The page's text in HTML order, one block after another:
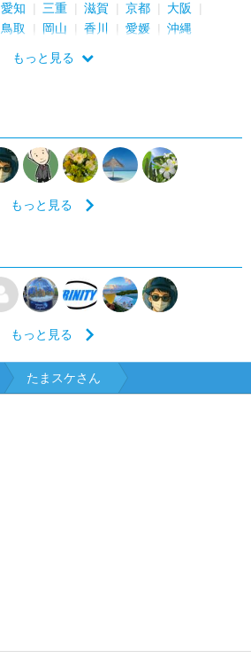
愛知 三重 滋賀 京都
大阪
鳥取 岡山 香川 愛媛 沖縄
もっと見る
もっと見る
もっと見る
たまスケさん